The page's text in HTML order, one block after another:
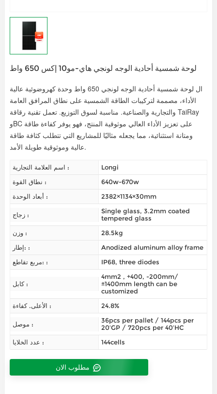
لوحة شمسية أحادية الوجه لونجي هاي-مو10 إكس 650 واط
ال لوحة شمسية أحادية الوجه لونجي 650 واط
وحدة كهروضوئية عالية
الأداء، مصممة لتركيبات الطاقة الشمسية على نطاق المرافق العامة
والتجارية والصناعية. مناسبة لسوق التوزيع. تعمل تقنية رقاقة TaiRay
وBC على تعزيز الأداء العالي موثوقية المنتج، فهو يوفر كفاءة طاقة
ومتانة استثنائية، مما يجعله مثاليًا للمشاريع التي تتطلب كثافة طاقة
عالية وموثوقية طويلة الأمد.
اسم العلامة التجارية :
Longi
نطاق القوة :
640w-670w
أبعاد الوحدة :
2382×1134×30mm
زجاج :
Single glass, 3.2mm coated
tempered glass
وزن :
28.5kg
إطار: :
Anodized aluminum alloy frame
مربع تقاطع: :
IP68, three diodes
كابل :
4mm2 , +400, -200mm/
±1400mm length can be
customized
الأعلى. كفاءة :
24.8%
موصل :
36pcs per pallet / 144pcs per
20’GP / 720pcs per 40’HC
عدد الخلايا :
144cells